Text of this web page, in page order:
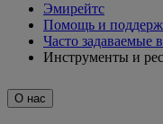
Эмирейтс
Помощь и
Часто задаваемые
Инструменты и
О нас